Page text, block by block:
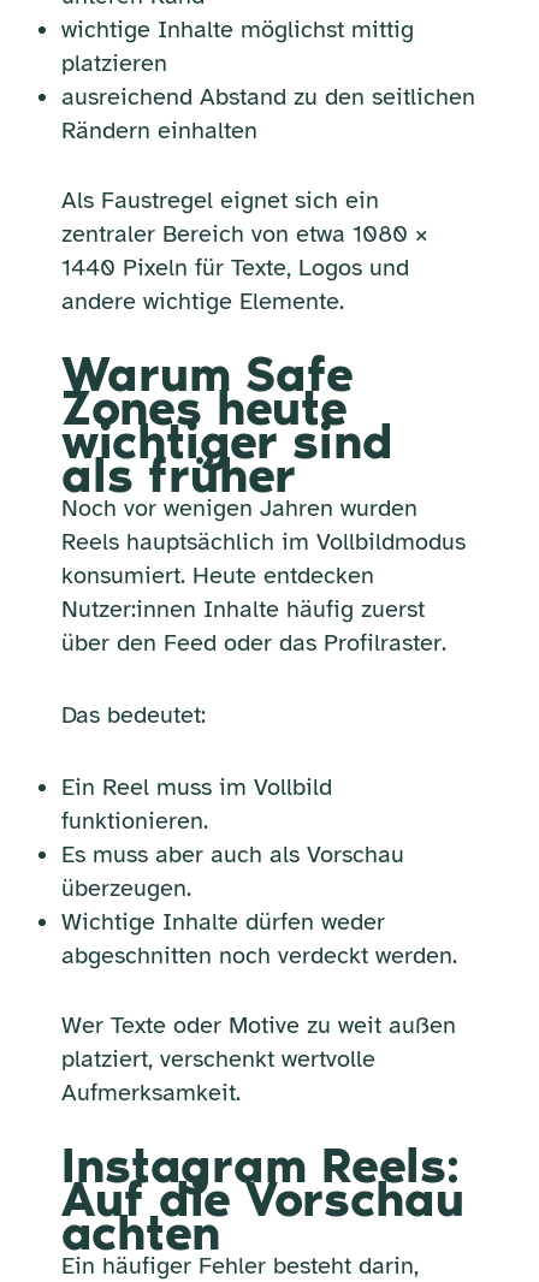
wichtige Inhalte möglichst mittig
platzieren
ausreichend Abstand zu den seitlichen
Rändern einhalten
Als Faustregel eignet sich ein
zentraler Bereich von etwa 1080 ×
1440 Pixeln für Texte, Logos und
andere wichtige Elemente.
Warum Safe
Zones heute
wichtiger sind
als früher
Noch vor wenigen Jahren wurden
Reels hauptsächlich im Vollbildmodus
konsumiert. Heute entdecken
Nutzer:innen Inhalte häufig zuerst
über den Feed oder das Profilraster.
Das bedeutet:
Ein Reel muss im Vollbild
funktionieren.
Es muss aber auch als Vorschau
überzeugen.
Wichtige Inhalte dürfen weder
abgeschnitten noch verdeckt werden.
Wer Texte oder Motive zu weit außen
platziert, verschenkt wertvolle
Aufmerksamkeit.
Instagram Reels:
Auf die Vorschau
achten
Ein häufiger Fehler besteht darin,